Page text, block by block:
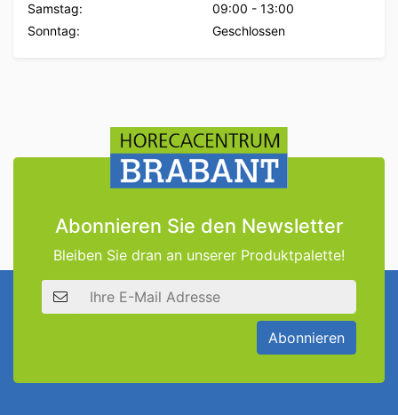
Samstag:
09:00 - 13:00
Sonntag:
Geschlossen
Abonnieren Sie den Newsletter
Bleiben Sie dran an unserer Produktpalette!
E-Mail Adresse
Abonnieren